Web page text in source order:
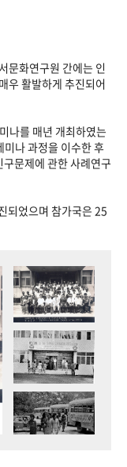
문화연구원 간에는 인
우 활발하게 추진되어
나를 매년 개최하였는
나 과정을 이수한 후
문제에 관한 사례연구
되었으며 참가국은 25